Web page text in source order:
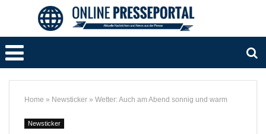
Home » Newsticker » Wetter: Auch am Abend sonnig und warm
Newsticker